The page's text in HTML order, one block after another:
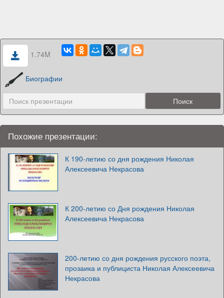
1.74M
Биографии
Похожие презентации:
К 190-летию со дня рождения Николая
Алексеевича Некрасова
К 200-летию со Дня рождения Николая
Алексеевича Некрасова
200-летию со дня рождения русского поэта,
прозаика и публициста Николая Алексеевича
Некрасова